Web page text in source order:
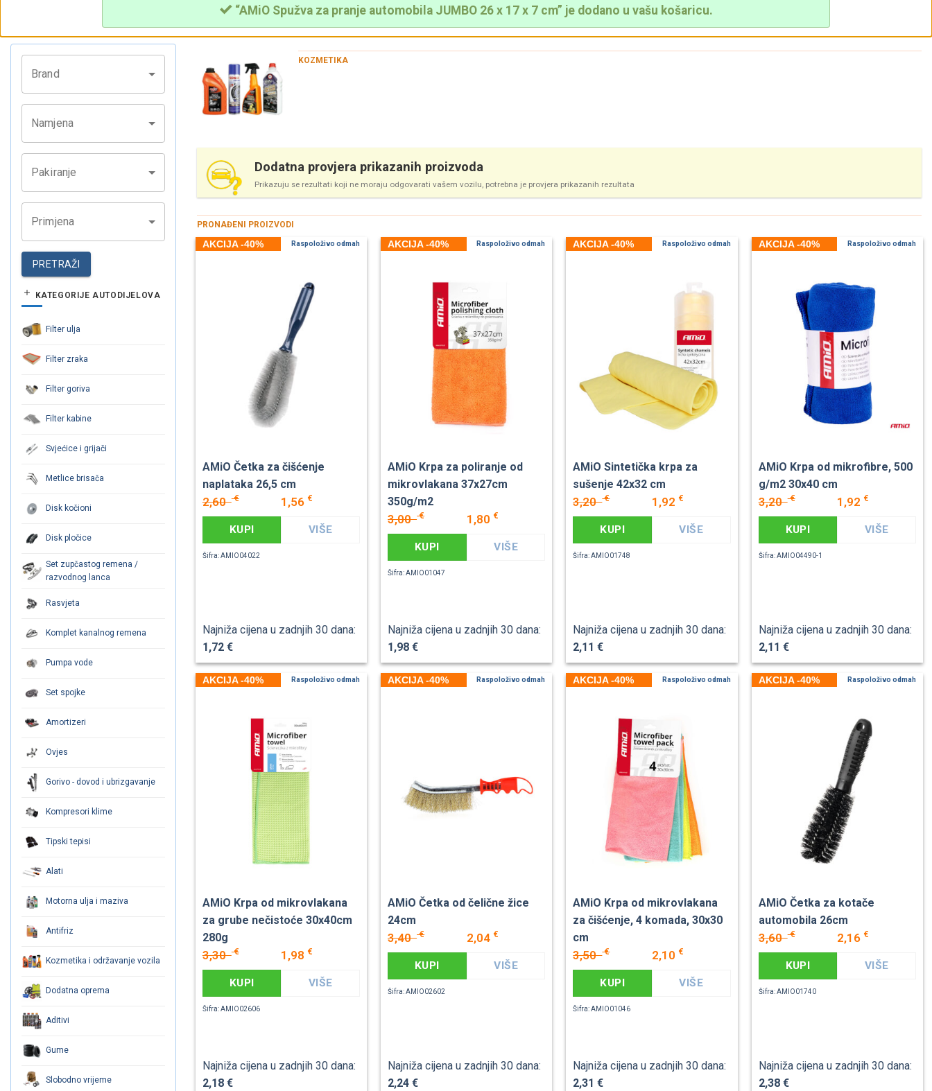
“AMiO Spužva za pranje automobila JUMBO 26 x 17 x 7 cm” je dodano u vašu košaricu.
Brand
Namjena
Pakiranje
Primjena
PRETRAŽI
KATEGORIJE AUTODIJELOVA
Filter ulja
Filter zraka
Filter goriva
Filter kabine
Svjećice i grijači
Metlice brisača
Disk kočioni
Disk pločice
Set zupčastog remena /
razvodnog lanca
Rasvjeta
Komplet kanalnog remena
Pumpa vode
Set spojke
Amortizeri
Ovjes
Gorivo - dovod i ubrizgavanje
Kompresori klime
Tipski tepisi
Alati
Motorna ulja i maziva
Antifriz
Kozmetika i održavanje vozila
Dodatna oprema
Aditivi
Gume
Slobodno vrijeme
KOZMETIKA
Dodatna provjera prikazanih proizvoda
Prikazuju se rezultati koji ne moraju odgovarati vašem vozilu, potrebna je provjera prikazanih rezultata
PRONAĐENI PROIZVODI
AKCIJA -40% Raspoloživo odmah
AMiO Četka za čišćenje
naplataka 26,5 cm
2,60€ 1,56 €
KUPI VIŠE
Šifra: AMIO04022
Najniža cijena u zadnjih 30 dana:
1,72 €
AKCIJA -40% Raspoloživo odmah
AMiO Krpa za poliranje od
mikrovlakana 37x27cm
350g/m2
3,00€ 1,80 €
KUPI VIŠE
Šifra: AMIO01047
Najniža cijena u zadnjih 30 dana:
1,98 €
AKCIJA -40% Raspoloživo odmah
AMiO Sintetička krpa za
sušenje 42x32 cm
3,20€ 1,92 €
KUPI VIŠE
Šifra: AMIO01748
Najniža cijena u zadnjih 30 dana:
2,11 €
AKCIJA -40% Raspoloživo odmah
AMiO Krpa od mikrofibre, 500
g/m2 30x40 cm
3,20€ 1,92 €
KUPI VIŠE
Šifra: AMIO04490-1
Najniža cijena u zadnjih 30 dana:
2,11 €
AKCIJA -40% Raspoloživo odmah
AMiO Krpa od mikrovlakana
za grube nečistoće 30x40cm
280g
3,30€ 1,98 €
KUPI VIŠE
Šifra: AMIO02606
Najniža cijena u zadnjih 30 dana:
2,18 €
AKCIJA -40% Raspoloživo odmah
AMiO Četka od čelične žice
24cm
3,40€ 2,04 €
KUPI VIŠE
Šifra: AMIO02602
Najniža cijena u zadnjih 30 dana:
2,24 €
AKCIJA -40% Raspoloživo odmah
AMiO Krpa od mikrovlakana
za čišćenje, 4 komada, 30x30
cm
3,50€ 2,10 €
KUPI VIŠE
Šifra: AMIO01046
Najniža cijena u zadnjih 30 dana:
2,31 €
AKCIJA -40% Raspoloživo odmah
AMiO Četka za kotače
automobila 26cm
3,60€ 2,16 €
KUPI VIŠE
Šifra: AMIO01740
Najniža cijena u zadnjih 30 dana:
2,38 €